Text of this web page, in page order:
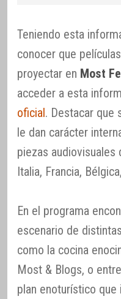
Teniendo esta
conocer que
proyectar en Most
acceder a esta
oficial. Destacar que
le dan carácter
piezas audiovisuales
Italia, Francia,
En el programa
escenario de
como la cocina
Most & Blogs, o
plan enoturístico que